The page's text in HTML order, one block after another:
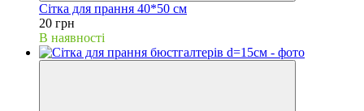
Сітка для прання 40*50 см
20 грн
В наявності